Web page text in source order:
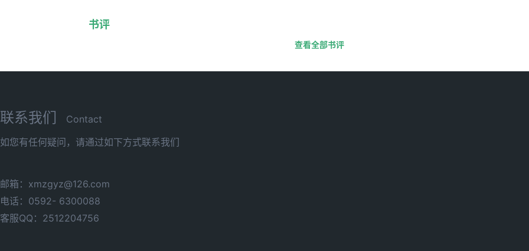
书评
查看全部书评
联系我们
Contact
如您有任何疑问，请通过如下方式联系我们
邮箱：xmzgyz@126.com
电话：0592- 6300088
客服QQ：2512204756